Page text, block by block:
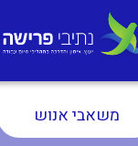
משאבי אנוש